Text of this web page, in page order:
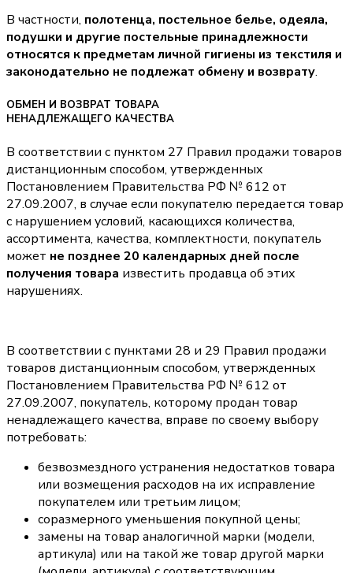
В частности, полотенца, постельное белье, одеяла,
подушки и другие постельные принадлежности
относятся к предметам личной гигиены из текстиля и
законодательно не подлежат обмену и возврату.
ОБМЕН И ВОЗВРАТ ТОВАРА
НЕНАДЛЕЖАЩЕГО КАЧЕСТВА
В соответствии с пунктом 27 Правил продажи товаров
дистанционным способом, утвержденных
Постановлением Правительства РФ № 612 от
27.09.2007, в случае если покупателю передается товар
с нарушением условий, касающихся количества,
ассортимента, качества, комплектности, покупатель
может не позднее 20 календарных дней после
получения товара известить продавца об этих
нарушениях.
В соответствии с пунктами 28 и 29 Правил продажи
товаров дистанционным способом, утвержденных
Постановлением Правительства РФ № 612 от
27.09.2007, покупатель, которому продан товар
ненадлежащего качества, вправе по своему выбору
потребовать:
безвозмездного устранения недостатков товара
или возмещения расходов на их исправление
покупателем или третьим лицом;
соразмерного уменьшения покупной цены;
замены на товар аналогичной марки (модели,
артикула) или на такой же товар другой марки